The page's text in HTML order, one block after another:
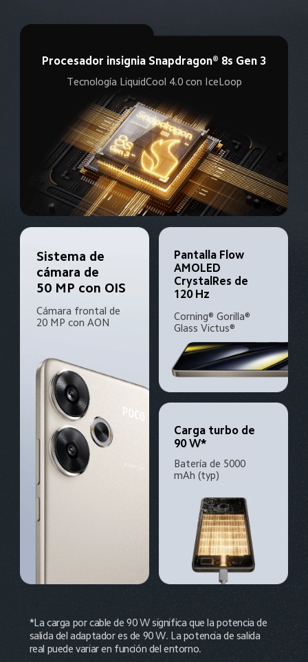
Procesador insignia Snapdragon® 8s Gen 3
Tecnología LiquidCool 4.0 con IceLoop
Sistema de
cámara de
50 MP con OIS
Cámara frontal de
20 MP con AON
Pantalla Flow
AMOLED
CrystalRes de
120 Hz
Corning® Gorilla®
Glass Victus®
Carga turbo de
90 W*
Batería de 5000
mAh (typ)
*La carga por cable de 90 W significa que la potencia de
salida del adaptador es de 90 W. La potencia de salida
real puede variar en función del entorno.